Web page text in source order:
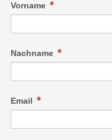
Vorname
Nachname
Email